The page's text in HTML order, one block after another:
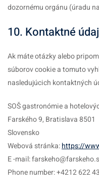
dozornému orgánu (úradu
10. Kontaktné
Ak máte otázky alebo
súborov cookie a tomuto
nasledujúcich kontaktných
SOŠ gastronómie a
Farského 9, Bratislava 8501
Slovensko
Webová stránka:https://
E -mail:
Phone number: +4212 622